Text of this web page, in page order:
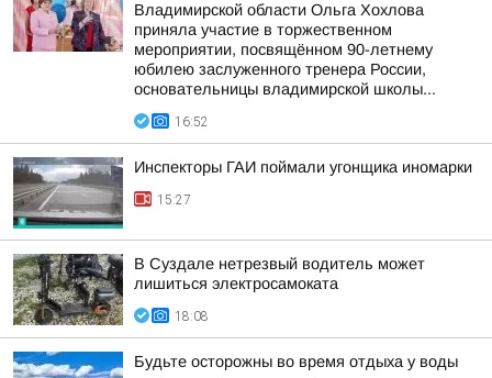
Владимирской области Ольга Хохлова
приняла участие в торжественном
мероприятии, посвящённом 90-летнему
юбилею заслуженного тренера России,
основательницы владимирской школы...
16:52
Инспекторы ГАИ поймали угонщика иномарки
15:27
В Суздале нетрезвый водитель может
лишиться электросамоката
18:08
Будьте осторожны во время отдыха у воды